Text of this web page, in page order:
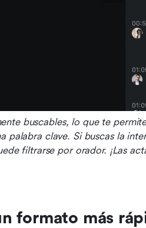
buscables, lo que te
palabra clave. Si buscas la
filtrarse por orador. ¡Las
formato más